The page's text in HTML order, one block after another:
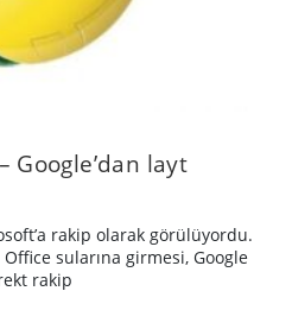
Google’dan layt
rakip olarak görülüyordu.
Office sularına girmesi, Google
rakip